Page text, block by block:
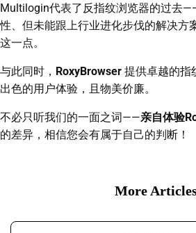
Multilogin代表了反指纹浏览器的过去
性、但未能跟上行业进化步伐的解决方
这一点。
与此同时， RoxyBrowser 提供卓越的指
出色的用户体验，且物美价廉。
不必只听我们的一面之词——亲自体验
的差异，相信您会有属于自己的判断！
More